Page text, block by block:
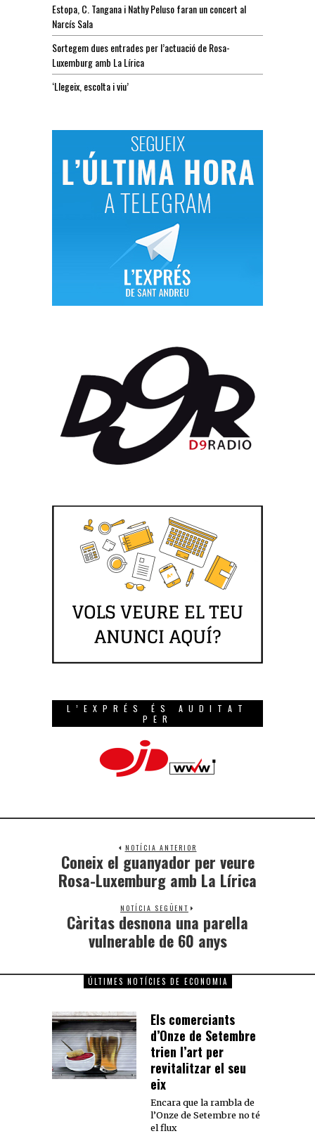
Estopa, C. Tangana i Nathy Peluso faran un concert al
Narcís Sala
Sortegem dues entrades per l’actuació de Rosa-
Luxemburg amb La Lírica
‘Llegeix, escolta i viu’
L’EXPRÉS ÉS AUDITAT
PER
NOTÍCIA ANTERIOR
Coneix el guanyador per veure
Rosa-Luxemburg amb La Lírica
NOTÍCIA SEGÜENT
Càritas desnona una parella
vulnerable de 60 anys
ÚLTIMES NOTÍCIES DE ECONOMIA
Els comerciants
d’Onze de Setembre
trien l’art per
revitalitzar el seu
eix
Encara que la rambla de
l’Onze de Setembre no té
el flux